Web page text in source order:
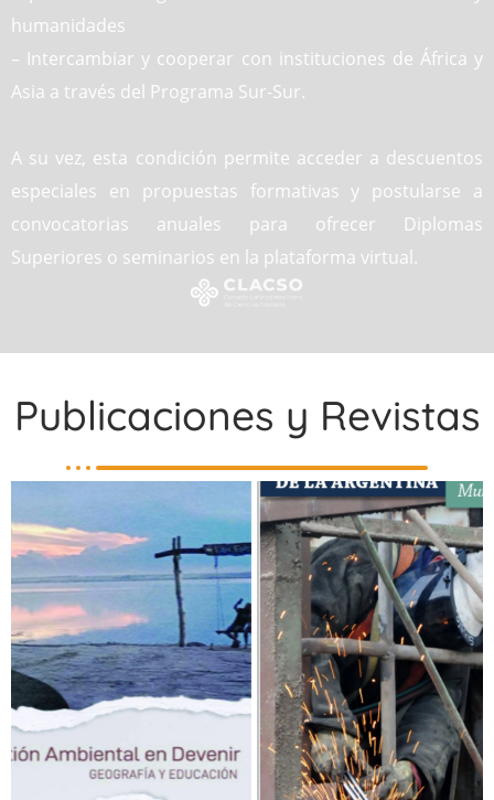
humanidades
– Intercambiar y cooperar con instituciones de África y
Asia a través del Programa Sur-Sur.
A su vez, esta condición permite acceder a descuentos
especiales en propuestas formativas y postularse a
convocatorias anuales para ofrecer Diplomas
Superiores o seminarios en la plataforma virtual.
Publicaciones y Revistas